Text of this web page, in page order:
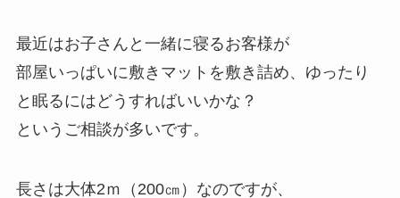
最近はお子さんと一緒に寝るお客様が
部屋いっぱいに敷きマットを敷き詰め、ゆったり
と眠るにはどうすればいいかな？
というご相談が多いです。
長さは大体2ｍ（200㎝）なのですが、